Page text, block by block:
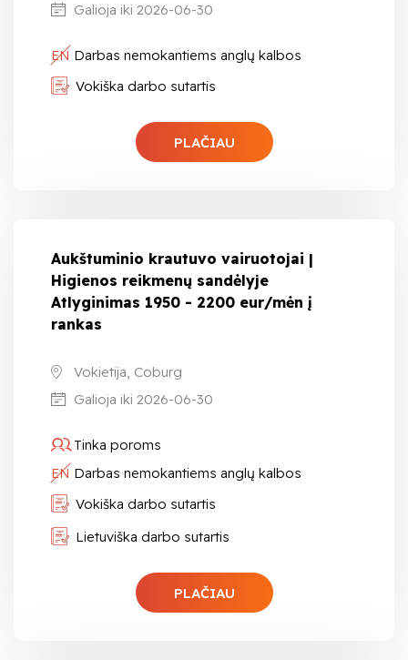
Galioja iki 2026-06-30
EN Darbas nemokantiems anglų kalbos
Vokiška darbo sutartis
PLAČIAU
Aukštuminio krautuvo vairuotojai |
Higienos reikmenų sandėlyje
Atlyginimas 1950 - 2200 eur/mėn į
rankas
Vokietija, Coburg
Galioja iki 2026-06-30
Tinka poroms
EN Darbas nemokantiems anglų kalbos
Vokiška darbo sutartis
Lietuviška darbo sutartis
PLAČIAU